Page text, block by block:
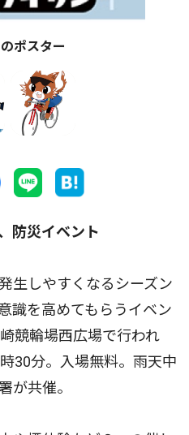
ポスター
防災イベント
生しやすくなるシーズン
識を高めてもらうイベン
競輪場西広場で行われ
30分。入場無料。雨天中
が共催。